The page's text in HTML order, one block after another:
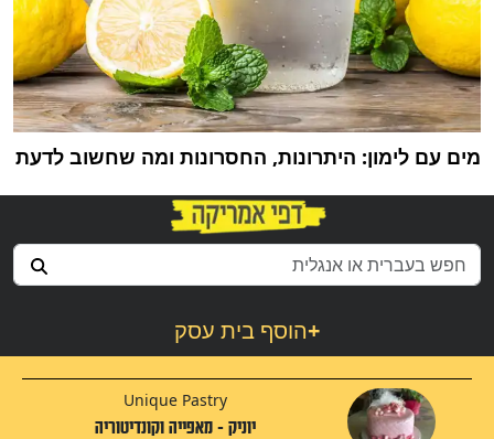
מים עם לימון: היתרונות, החסרונות ומה שחשוב לדעת
הוסף בית עסק+
Unique Pastry
יוניק - מאפייה וקונדיטוריה